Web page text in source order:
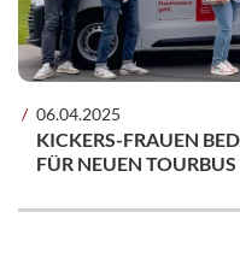
06.04.2025
KICKERS-FRAUEN
FÜR NEUEN TOURBUS